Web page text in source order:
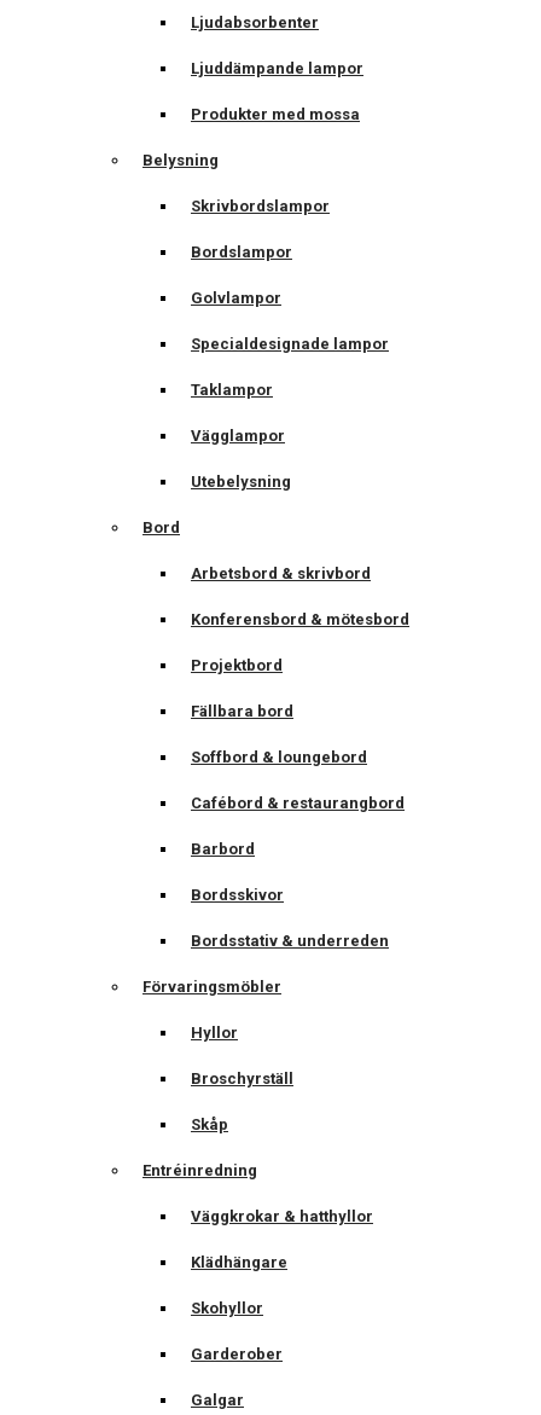
Ljudabsorbenter
Ljuddämpande lampor
Produkter med mossa
Belysning
Skrivbordslampor
Bordslampor
Golvlampor
Specialdesignade lampor
Taklampor
Vägglampor
Utebelysning
Bord
Arbetsbord & skrivbord
Konferensbord & mötesbord
Projektbord
Fällbara bord
Soffbord & loungebord
Cafébord & restaurangbord
Barbord
Bordsskivor
Bordsstativ & underreden
Förvaringsmöbler
Hyllor
Broschyrställ
Skåp
Entréinredning
Väggkrokar & hatthyllor
Klädhängare
Skohyllor
Garderober
Galgar